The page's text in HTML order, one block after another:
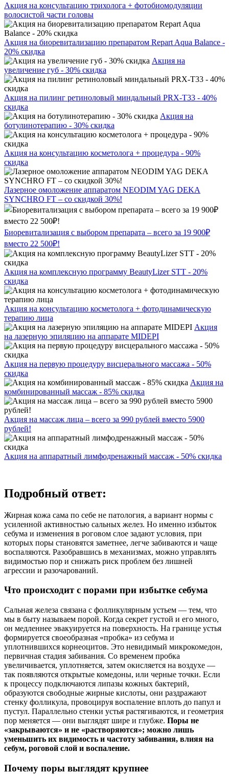
Акция на консультацию трихолога + фотобиомодуляции
волосистой части головы
Акция на биоревитализацию препаратом Repart Aqua Balance -
20% скидка
Акция на
увеличение губ - 30% скидка
Акция на пилинг ретиноловый миндальный PRX-T33 - 40%
скидка
Акция на
ботулинотерапию - 30% скидка
Акция на консультацию косметолога + процедура - 90%
скидка
Лазерное омоложение аппаратом NEODIM YAG DEKA
SYNCHRO FT – со скидкой 30%!
Биоревитализация с выбором препарата – всего за 19 900₽
вместо 22 500₽!
Акция на комплексную программу BeautyLizer STT - 20%
скидка
Акция на консультацию косметолога + фотодинамическую
терапию лица
Акция
на лазерную эпиляцию на аппарате MIDEPI
Акция на первую процедуру висцерального массажа - 50%
скидка
Акция на
комбинированный массаж - 85% скидка
Акция на массаж лица – всего за 990 рублей вместо 5900
рублей!
Акция на аппаратный лимфодренажный массаж - 50% скидка
Подробный ответ:
Жирная кожа сама по себе не патология, а вариант нормы с
усиленной активностью сальных желез. Но именно избыток
себума и изменения в роговом слое задают условия, при
которых поры становятся заметнее, легче забиваются и чаще
воспаляются. Разобравшись в механизмах, можно управлять
видимостью пор и снижать риск проблем без лишней
агрессии и разочарований.
Что происходит с порами при избытке себума
Сальная железа связана с фолликулярным устьем — тем, что
мы в быту называем порой. Когда секрет густой и его много,
он медленнее эвакуируется на поверхность. На границе устья
формируется своеобразная «пробка» из себума и
уплотнившихся корнеоцитов. Это невидимый микрокомедон,
первичная стадия забивания. Со временем пробка
увеличивается, уплотняется, затем окисляется на воздухе —
так появляются открытые комедоны, или черные точки. Если
к процессу подключаются липазы кожных бактерий,
образуются свободные жирные кислоты, они раздражают
стенку фолликула, провоцируя воспаление вплоть до папул и
пустул. Параллельно стенки устья растягиваются, и геометрия
пор меняется — они выглядят шире и глубже. Поры не
«закрываются» и не «растворяются»; можно лишь
уменьшить их видимость и частоту забивания, влияя на
себум, роговой слой и воспаление.
Почему поры выглядят крупнее